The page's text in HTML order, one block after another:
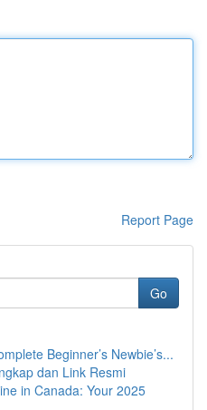
Report Page
Go
Beginner’s Newbie’s...
dan Link Resmi
in Canada: Your 2025